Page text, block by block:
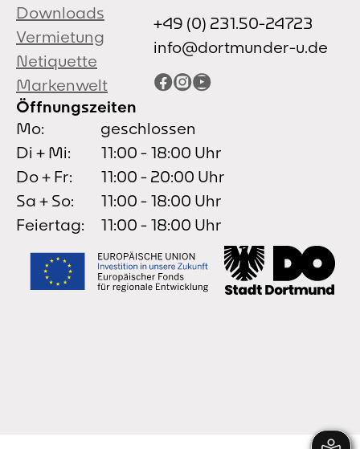
Downloads
Vermietung
Netiquette
Markenwelt
+49 (0) 231.50-24723
info@dortmunder-u.de
Facebook
Instagram
YouTube
Öffnungszeiten
Mo:
geschlossen
Di + Mi:
11:00 - 18:00 Uhr
Do + Fr:
11:00 - 20:00 Uhr
Sa + So:
11:00 - 18:00 Uhr
Feiertag:
11:00 - 18:00 Uhr